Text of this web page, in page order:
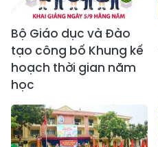
Bộ Giáo dục và Đào
tạo công bố Khung kế
hoạch thời gian năm
học